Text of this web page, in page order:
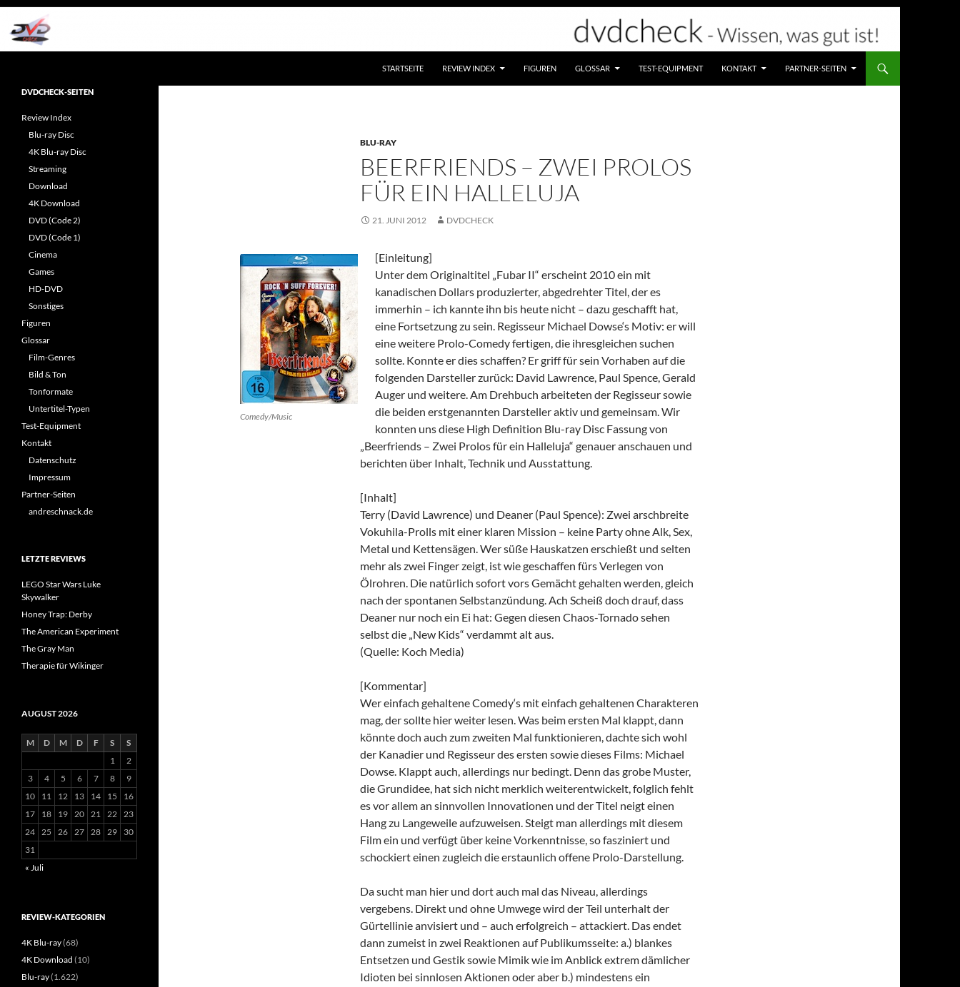
Zum
Inhalt
springen
STARTSEITE REVIEW INDEX FIGUREN GLOSSAR TEST-EQUIPMENT KONTAKT PARTNER-SEITEN
BLU-RAY
BEERFRIENDS – ZWEI PROLOS
FÜR EIN HALLELUJA
21. JUNI 2012 DVDCHECK
Comedy/Music
[Einleitung]
Unter dem Originaltitel „Fubar II“ erscheint 2010 ein mit
kanadischen Dollars produzierter, abgedrehter Titel, der es
immerhin – ich kannte ihn bis heute nicht – dazu geschafft hat,
eine Fortsetzung zu sein. Regisseur Michael Dowse‘s Motiv: er will
eine weitere Prolo-Comedy fertigen, die ihresgleichen suchen
sollte. Konnte er dies schaffen? Er griff für sein Vorhaben auf die
folgenden Darsteller zurück: David Lawrence, Paul Spence, Gerald
Auger und weitere. Am Drehbuch arbeiteten der Regisseur sowie
die beiden erstgenannten Darsteller aktiv und gemeinsam. Wir
konnten uns diese High Definition Blu-ray Disc Fassung von
„Beerfriends – Zwei Prolos für ein Halleluja“ genauer anschauen und
berichten über Inhalt, Technik und Ausstattung.
[Inhalt]
Terry (David Lawrence) und Deaner (Paul Spence): Zwei arschbreite
Vokuhila-Prolls mit einer klaren Mission – keine Party ohne Alk, Sex,
Metal und Kettensägen. Wer süße Hauskatzen erschießt und selten
mehr als zwei Finger zeigt, ist wie geschaffen fürs Verlegen von
Ölrohren. Die natürlich sofort vors Gemächt gehalten werden, gleich
nach der spontanen Selbstanzündung. Ach Scheiß doch drauf, dass
Deaner nur noch ein Ei hat: Gegen diesen Chaos-Tornado sehen
selbst die „New Kids“ verdammt alt aus.
(Quelle: Koch Media)
[Kommentar]
Wer einfach gehaltene Comedy‘s mit einfach gehaltenen Charakteren
mag, der sollte hier weiter lesen. Was beim ersten Mal klappt, dann
könnte doch auch zum zweiten Mal funktionieren, dachte sich wohl
der Kanadier und Regisseur des ersten sowie dieses Films: Michael
Dowse. Klappt auch, allerdings nur bedingt. Denn das grobe Muster,
die Grundidee, hat sich nicht merklich weiterentwickelt, folglich fehlt
es vor allem an sinnvollen Innovationen und der Titel neigt einen
Hang zu Langeweile aufzuweisen. Steigt man allerdings mit diesem
Film ein und verfügt über keine Vorkenntnisse, so fasziniert und
schockiert einen zugleich die erstaunlich offene Prolo-Darstellung.
Da sucht man hier und dort auch mal das Niveau, allerdings
vergebens. Direkt und ohne Umwege wird der Teil unterhalt der
Gürtellinie anvisiert und – auch erfolgreich – attackiert. Das endet
dann zumeist in zwei Reaktionen auf Publikumsseite: a.) blankes
Entsetzen und Gestik sowie Mimik wie im Anblick extrem dämlicher
Idioten bei sinnlosen Aktionen oder aber b.) mindestens ein
Reviews rund ums Heimkino &
DVDCHECK-SEITEN
Review Index
Blu-ray Disc
4K Blu-ray Disc
Streaming
Download
4K Download
DVD (Code 2)
DVD (Code 1)
Cinema
Games
HD-DVD
Sonstiges
Figuren
Glossar
Film-Genres
Bild & Ton
Tonformate
Untertitel-Typen
Test-Equipment
Kontakt
Datenschutz
Impressum
Partner-Seiten
andreschnack.de
LETZTE REVIEWS
LEGO Star Wars Luke
Skywalker
Honey Trap: Derby
The American Experiment
The Gray Man
Therapie für Wikinger
AUGUST 2026
M D M D F S
S
1
2
3
4 5 6 7 8
9
10
11 12 13 14 15
16
17
18 19 20 21 22 23
24 25 26 27 28 29
30
31
« Juli
REVIEW-KATEGORIEN
4K Blu-ray(68)
4K Download (10)
Blu-ray(1.622)